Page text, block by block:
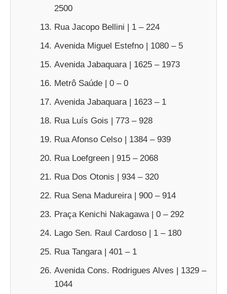
2500
Rua Jacopo Bellini | 1 – 224
Avenida Miguel Estefno | 1080 – 5
Avenida Jabaquara | 1625 – 1973
Metrô Saúde | 0 – 0
Avenida Jabaquara | 1623 – 1
Rua Luís Gois | 773 – 928
Rua Afonso Celso | 1384 – 939
Rua Loefgreen | 915 – 2068
Rua Dos Otonis | 934 – 320
Rua Sena Madureira | 900 – 914
Praça Kenichi Nakagawa | 0 – 292
Lago Sen. Raul Cardoso | 1 – 180
Rua Tangara | 401 – 1
Avenida Cons. Rodrigues Alves | 1329 –
1044